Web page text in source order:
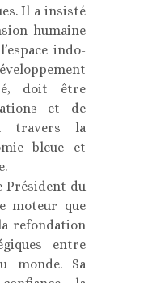
Il a insisté
humaine
indo-
doit être
et de
travers la
bleue et
Président du
moteur que
refondation
entre
monde. Sa